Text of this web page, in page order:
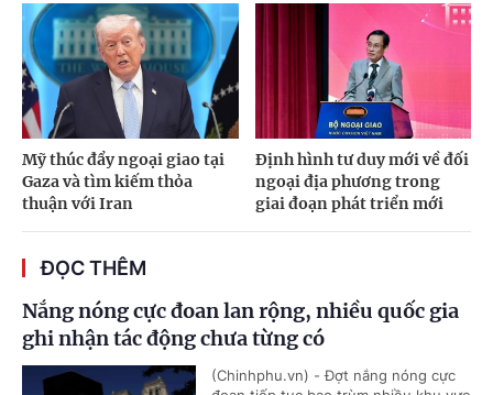
Mỹ thúc đẩy ngoại giao tại
Gaza và tìm kiếm thỏa
thuận với Iran
Định hình tư duy mới về đối
ngoại địa phương trong
giai đoạn phát triển mới
ĐỌC THÊM
Nắng nóng cực đoan lan rộng, nhiều quốc gia
ghi nhận tác động chưa từng có
(Chinhphu.vn) - Đợt nắng nóng cực